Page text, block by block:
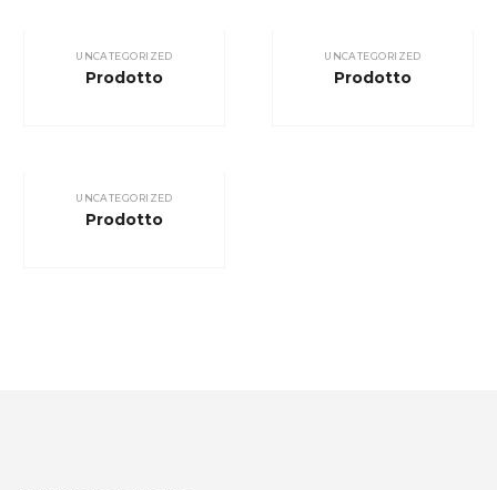
UNCATEGORIZED
Prodotto
UNCATEGORIZED
Prodotto
UNCATEGORIZED
Prodotto